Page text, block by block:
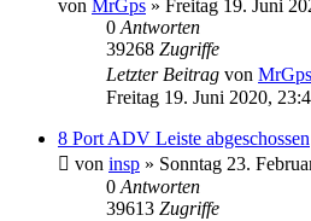
von MrGps » Freitag 19. Juni
0 Antworten
39268 Zugriffe
Letzter Beitrag von MrGps
Freitag 19. Juni 2020,
8 Port ADV Leiste abgeschossen
von insp » Sonntag 23.
0 Antworten
39613 Zugriffe